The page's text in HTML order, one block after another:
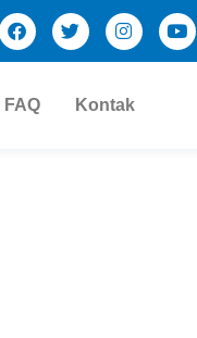
FAQ Kontak